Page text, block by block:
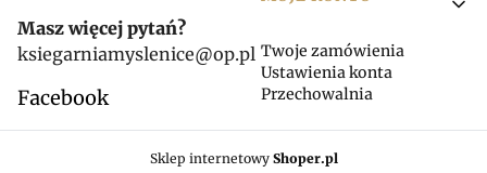
Masz więcej pytań?
ksiegarniamyslenice@op.pl
Facebook
Twoje zamówienia
Ustawienia konta
Przechowalnia
Sklep internetowy Shoper.pl